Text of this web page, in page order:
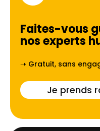
Faites-vous
nos experts
➝ Gratuit, sans
Je prends